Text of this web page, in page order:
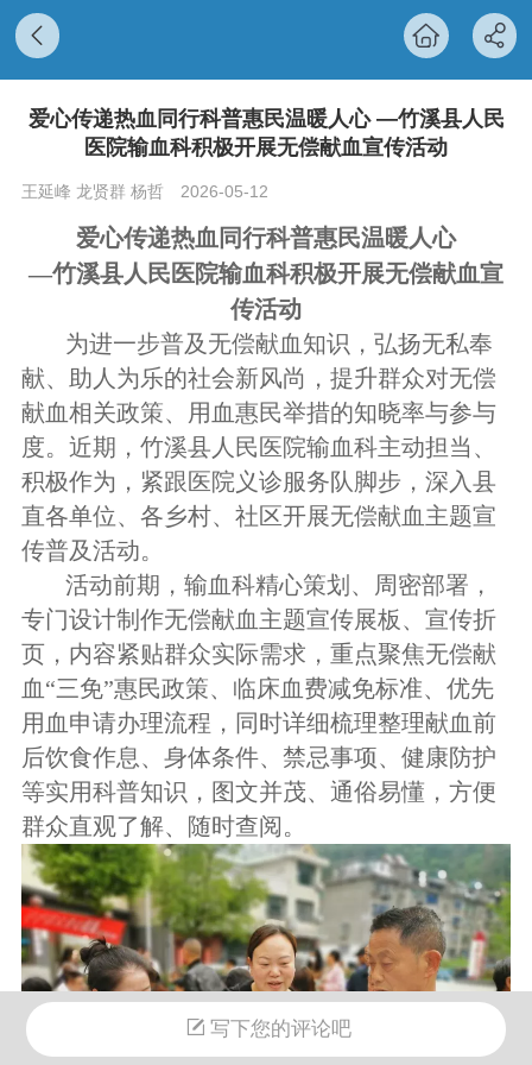
爱心传递热血同行科普惠民温暖人心 —竹溪县人民
医院输血科积极开展无偿献血宣传活动
王延峰 龙贤群 杨哲 2026-05-12
爱心传递热血同行科普惠民温暖人心
—竹溪县人民医院输血科积极开展无偿献血宣
传活动
为进一步普及无偿献血知识，弘扬无私奉
献、助人为乐的社会新风尚，提升群众对无偿
献血相关政策、用血惠民举措的知晓率与参与
度。近期，竹溪县人民医院输血科主动担当、
积极作为，紧跟医院义诊服务队脚步，深入县
直各单位、各乡村、社区开展无偿献血主题宣
传普及活动。
活动前期，输血科精心策划、周密部署，
专门设计制作无偿献血主题宣传展板、宣传折
页 ，内容紧贴群众实际需求，重点聚焦无偿献
血 “三免”惠民政策、临床血费减免标准、优先
用血申请办理流程，同时详细梳理整理献血前
后饮食作息、身体条件、禁忌事项、健康防护
等实用科普知识，图文并茂、通俗易懂，方便
群众直观了解、随时查阅。
写下您的评论吧